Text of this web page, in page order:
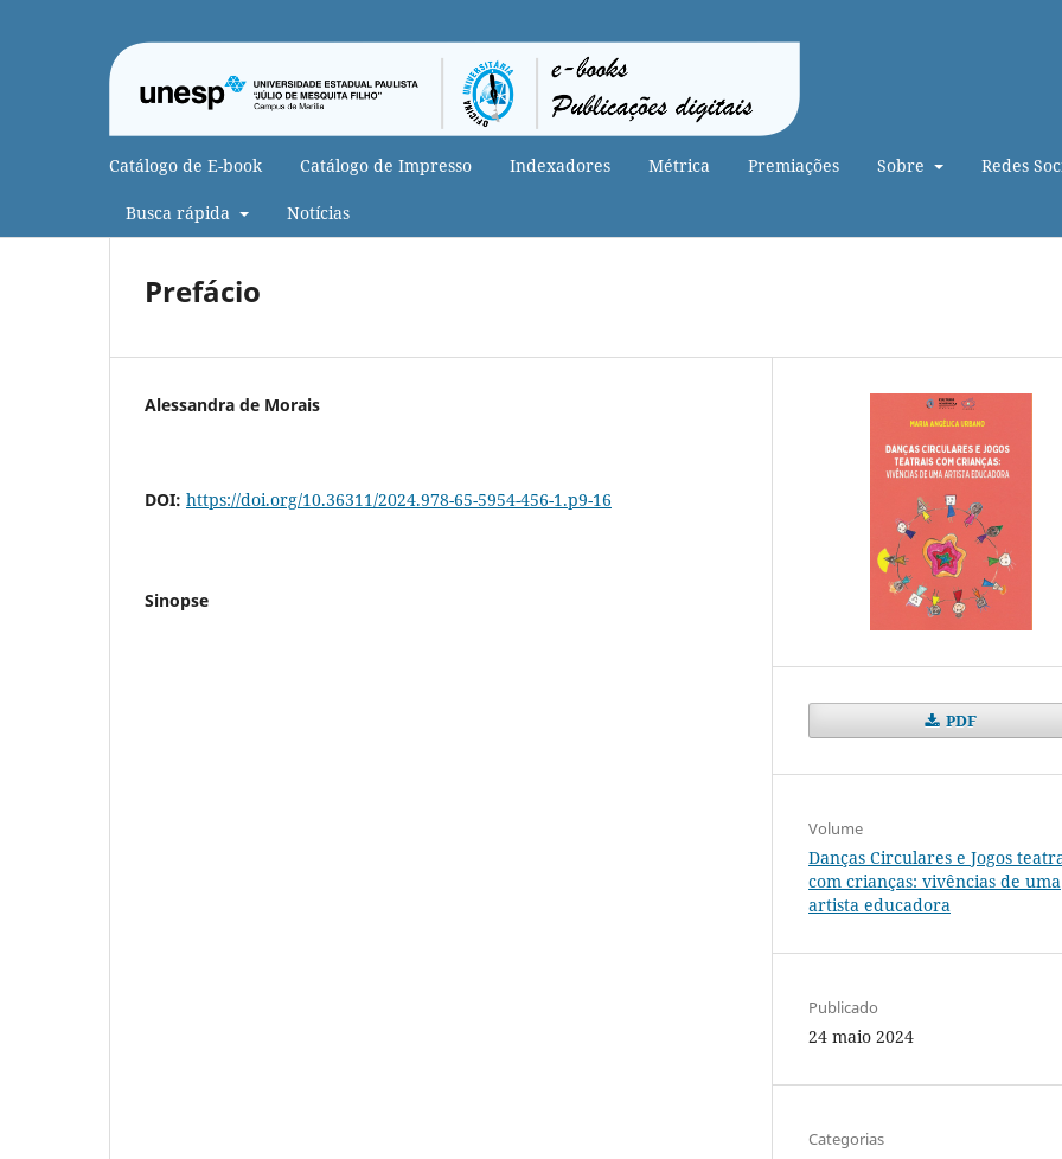
Catálogo de E-book Catálogo de Impresso Indexadores Métrica Premiações Sobre Redes
Busca rápida Notícias
Prefácio
Alessandra de Morais
DOI: https://doi.org/10.36311/2024.978-65-5954-456-1.p9-16
Sinopse
PDF
Volume
Danças Circulares e Jogos
com crianças: vivências de uma
artista educadora
Publicado
24 maio 2024
Categorias